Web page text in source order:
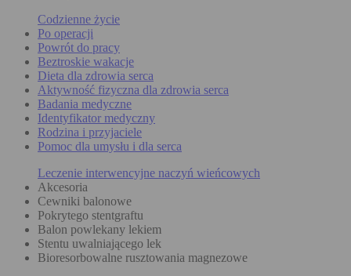
Codzienne życie
Po operacji
Powrót do pracy
Beztroskie wakacje
Dieta dla zdrowia serca
Aktywność fizyczna dla zdrowia serca
Badania medyczne
Identyfikator medyczny
Rodzina i przyjaciele
Pomoc dla umysłu i dla serca
Leczenie interwencyjne naczyń wieńcowych
Akcesoria
Cewniki balonowe
Pokrytego stentgraftu
Balon powlekany lekiem
Stentu uwalniającego lek
Bioresorbowalne rusztowania magnezowe